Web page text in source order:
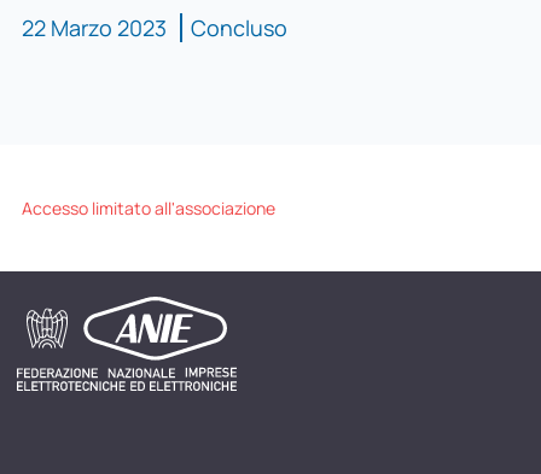
22 Marzo 2023 Concluso
Accesso limitato all'associazione